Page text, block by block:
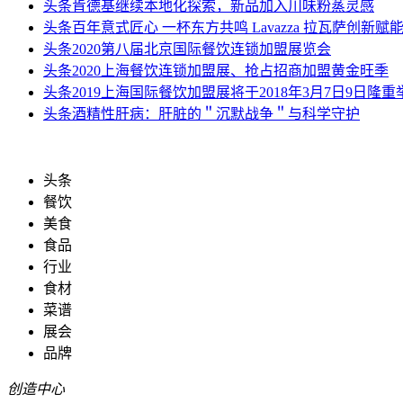
头条肯德基继续本地化探索，新品加入川味粉蒸灵感
头条百年意式匠心 一杯东方共鸣 Lavazza 拉瓦萨创新赋
头条2020第八届北京国际餐饮连锁加盟展览会
头条2020上海餐饮连锁加盟展、抢占招商加盟黄金旺季
头条2019上海国际餐饮加盟展将于2018年3月7日9日隆重
头条酒精性肝病：肝脏的＂沉默战争＂与科学守护
头条
餐饮
美食
食品
行业
食材
菜谱
展会
品牌
创造中心